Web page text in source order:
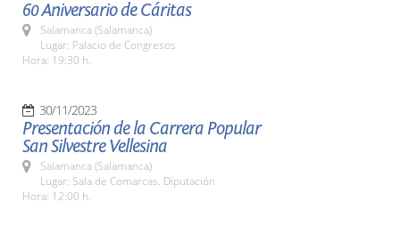
60 Aniversario de Cáritas
Salamanca (Salamanca)
Lugar: Palacio de Congresos
Hora: 19:30 h.
30/11/2023
Presentación de la Carrera Popular
San Silvestre Vellesina
Salamanca (Salamanca)
Lugar: Sala de Comarcas. Diputación
Hora: 12:00 h.